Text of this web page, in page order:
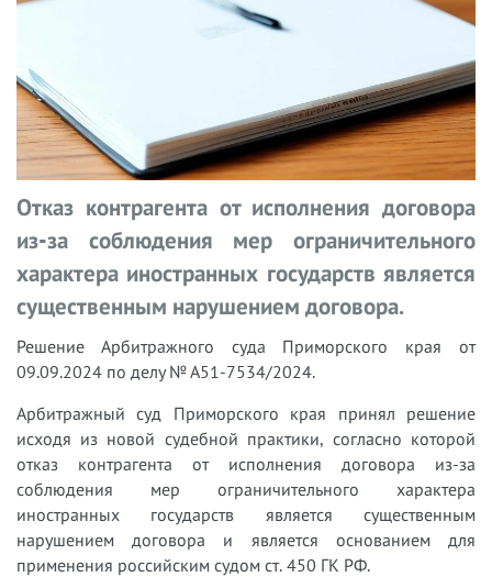
Отказ контрагента от исполнения договора
из-за соблюдения мер ограничительного
характера иностранных государств является
существенным нарушением договора.
Решение Арбитражного суда Приморского края от
09.09.2024 по делу № А51-7534/2024.
Арбитражный суд Приморского края принял решение
исходя из новой судебной практики, согласно которой
отказ контрагента от исполнения договора из-за
соблюдения мер ограничительного характера
иностранных государств является существенным
нарушением договора и является основанием для
применения российским судом ст. 450 ГК РФ.